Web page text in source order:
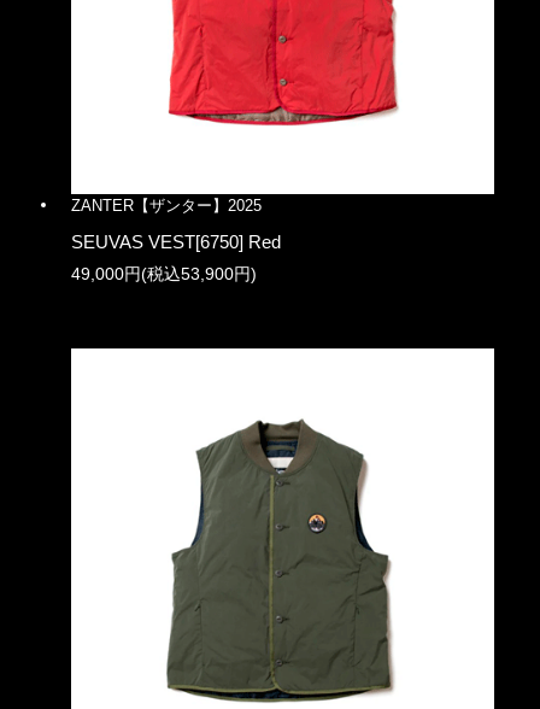
ZANTER【ザンター】2025
SEUVAS VEST[6750] Red
49,000円(税込53,900円)